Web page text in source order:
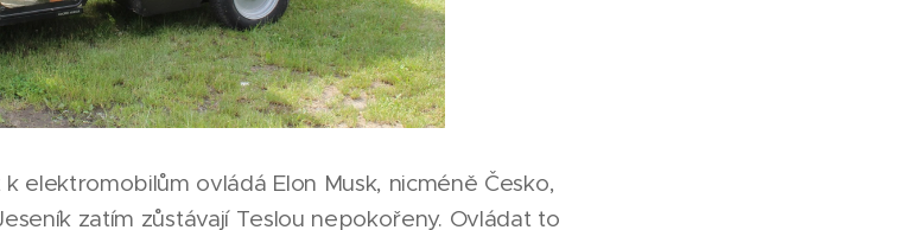
elektromobilům ovládá Elon Musk, nicméně Česko,
zatím zůstávají Teslou nepokořeny. Ovládat to